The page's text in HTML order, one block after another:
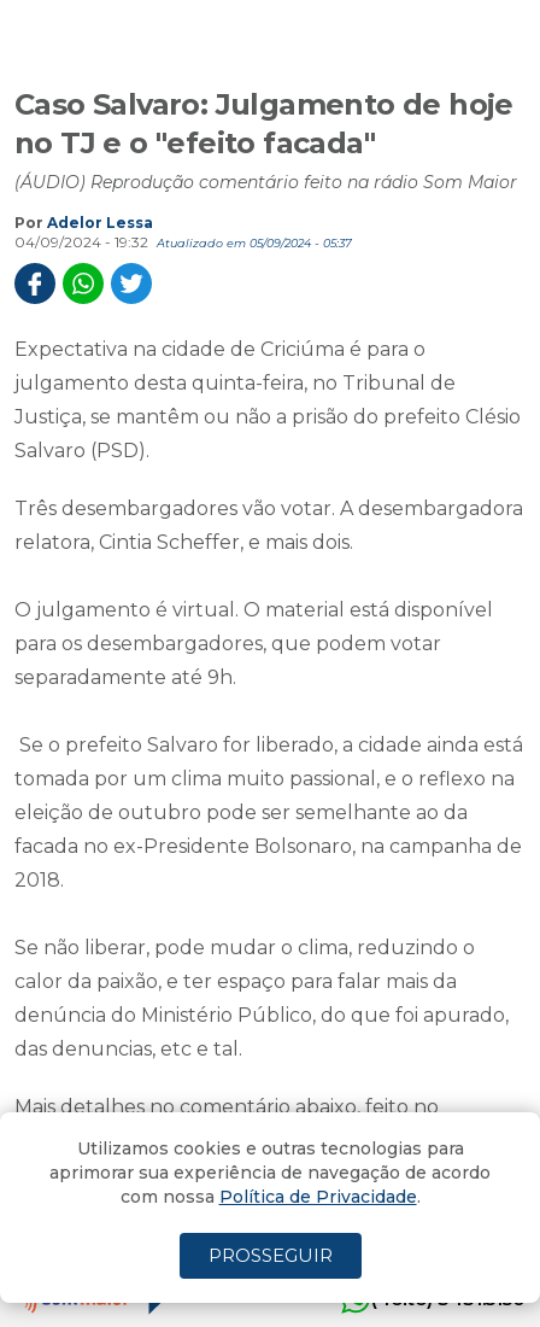
Caso Salvaro: Julgamento de hoje
no TJ e o "efeito facada"
(ÁUDIO) Reprodução comentário feito na rádio Som Maior
Por Adelor Lessa
04/09/2024 - 19:32
Atualizado em 05/09/2024 - 05:37
Expectativa na cidade de Criciúma é para o
julgamento desta quinta-feira, no Tribunal de
Justiça, se mantêm ou não a prisão do prefeito Clésio
Salvaro (PSD).
Três desembargadores vão votar. A desembargadora
relatora, Cintia Scheffer, e mais dois.
O julgamento é virtual. O material está disponível
para os desembargadores, que podem votar
separadamente até 9h.
Se o prefeito Salvaro for liberado, a cidade ainda está
tomada por um clima muito passional, e o reflexo na
eleição de outubro pode ser semelhante ao da
facada no ex-Presidente Bolsonaro, na campanha de
2018.
Se não liberar, pode mudar o clima, reduzindo o
calor da paixão, e ter espaço para falar mais da
denúncia do Ministério Público, do que foi apurado,
das denuncias, etc e tal.
Mais detalhes no comentário abaixo, feito no
programaPonto Final,rádio Som Maior:
(4oito) 3431.5150
Utilizamos cookies e outras tecnologias para
aprimorar sua experiência de navegação de acordo
com nossa Política de Privacidade.
PROSSEGUIR